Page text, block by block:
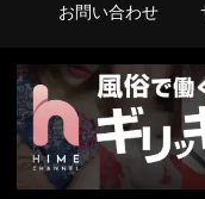
お問い合わせ